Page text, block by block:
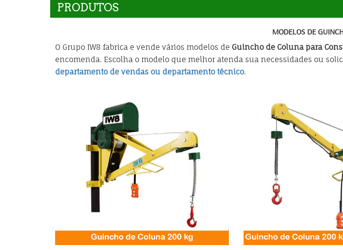
PRODUTOS
MODELOS DE
O Grupo IW8 fabrica e vende vários modelos de Guincho de Coluna para
encomenda. Escolha o modelo que melhor atenda sua necessidades ou
departamento de vendas ou departamento técnico.